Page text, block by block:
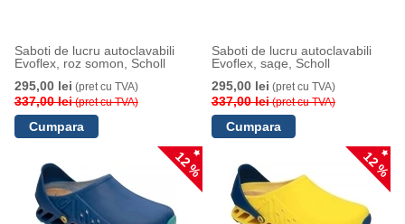
Saboti de lucru autoclavabili
Evoflex, roz somon, Scholl
295,00 lei (pret cu TVA)
337,00 lei(pret cu TVA)
Saboti de lucru autoclavabili
Evoflex, sage, Scholl
295,00 lei (pret cu TVA)
337,00 lei(pret cu TVA)
12 % 12 %